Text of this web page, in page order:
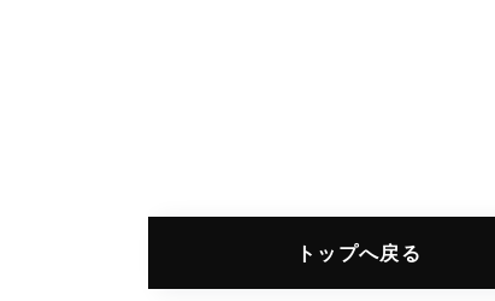
トップへ戻る